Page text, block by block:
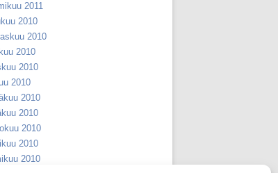
2011
2010
2010
2010
2010
2010
2010
2010
2010
2010
2010